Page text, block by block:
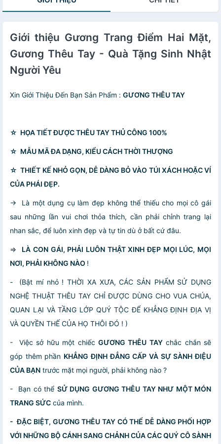
Giới thiệu Gương Trang Điểm Hai Mặt,
Gương Thêu Tay - Quà Tặng Sinh Nhật
Người Yêu
Xin Giới Thiệu Đến Bạn Sản Phẩm : GƯƠNG THÊU TAY
☆ HỌA TIẾT ĐƯỢC THÊU TAY THỦ CÔNG 100%
☆ MẪU MÃ ĐA DẠNG, KIỂU CÁCH THỜI THƯỢNG
☆ THIẾT KẾ NHỎ GỌN, DỄ DÀNG BỎ VÀO TÚI XÁCH HOẶC VÍ
CỦA PHÁI ĐẸP.
-> Là một dụng cụ làm đẹp không thể thiếu cho mọi cô gái
sau những lần vui chơi thỏa thích, cần phải chỉnh trang lại
nhan sắc, để luôn xinh đẹp và tự tin dù ở bất cứ đâu.
=> LÀ CON GÁI, PHẢI LUÔN THẬT XINH ĐẸP MỌI LÚC, MỌI
NƠI, PHẢI KHÔNG NÀO !
- (Bật mí nhỏ ! THỜI XA XƯA, CÁC SẢN PHẨM SỬ DỤNG
NGHỆ THUẬT THÊU TAY CHỈ ĐƯỢC DÙNG CHO VUA CHÚA,
QUAN LẠI VÀ TẦNG LỚP QUÝ TỘC ĐỂ KHẲNG ĐỊNH ĐỊA VỊ
VÀ QUYỀN THẾ CỦA HỌ THÔI ĐÓ ! )
- Việc sở hữu một chiếc GƯƠNG THÊU TAYchắc chắn sẽ
góp thêm phần KHẲNG ĐỊNH ĐẲNG CẤP VÀ SỰ SÀNH ĐIỆU
CỦA BẠN trước mặt mọi người, phải không nào ?
- Bạn có thể SỬ DỤNG GƯƠNG THÊU TAY NHƯ MỘT MÓN
TRANG SỨC của mình.
- ĐẶC BIỆT, GƯƠNG THÊU TAY CÓ THỂ DỄ DÀNG PHỐI HỢP
VỚI NHỮNG BỘ CÁNH SANG CHẢNH CỦA CÁC QUÝ CÔ SÀNH